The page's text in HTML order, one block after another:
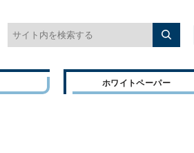
ホワイトペーパー